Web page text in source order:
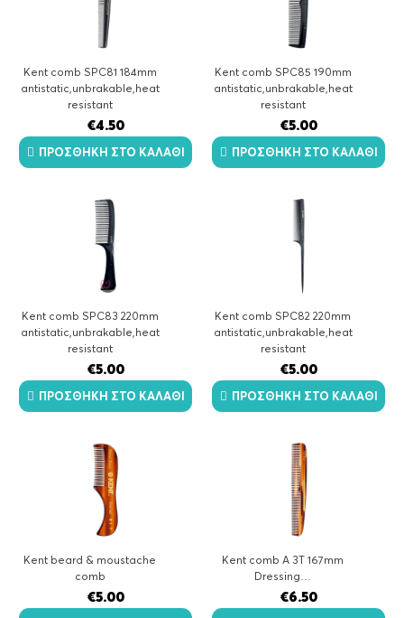
Kent comb SPC81 184mm
antistatic,unbrakable,heat
resistant
€4.50
ΠΡΟΣΘΉΚΗ ΣΤΟ ΚΑΛΆΘΙ
Kent comb SPC85 190mm
antistatic,unbrakable,heat
resistant
€5.00
ΠΡΟΣΘΉΚΗ ΣΤΟ ΚΑΛΆΘΙ
Kent comb SPC83 220mm
antistatic,unbrakable,heat
resistant
€5.00
ΠΡΟΣΘΉΚΗ ΣΤΟ ΚΑΛΆΘΙ
Kent comb SPC82 220mm
antistatic,unbrakable,heat
resistant
€5.00
ΠΡΟΣΘΉΚΗ ΣΤΟ ΚΑΛΆΘΙ
Kent beard & moustache
comb
€5.00
Kent comb A 3T 167mm
Dressing…
€6.50